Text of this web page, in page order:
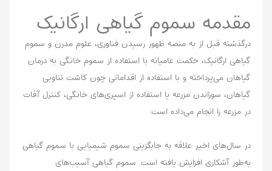
مقدمه سموم گیاهی ارگانیک
درگذشته قبل از به منصه ظهور رسیدن فناوری، علوم مدرن و سموم
گیاهی ارگانیک، حکمت عامیانه با استفاده از سموم خانگی به درمان
گیاهان می‌پرداخته و با استفاده از اقداماتی چون کاشت تناوبی
گیاهان، سوزاندن مزرعه یا استفاده از اسپری‌های خانگی، کنترل آفات
در مزرعه را انجام می‌داده است.
در سال‌های اخیر علاقه به جایگزینی سموم شیمیایی با سموم گیاهی
به‌طور آشکاری افزایش یافته است. سموم گیاهی آسیب‌های